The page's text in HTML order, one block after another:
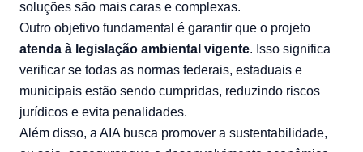
soluções são mais caras e complexas.
Outro objetivo fundamental é garantir que o projeto
atenda à legislação ambiental vigente. Isso significa
verificar se todas as normas federais, estaduais e
municipais estão sendo cumpridas, reduzindo riscos
jurídicos e evita penalidades.
Além disso, a AIA busca promover a sustentabilidade,